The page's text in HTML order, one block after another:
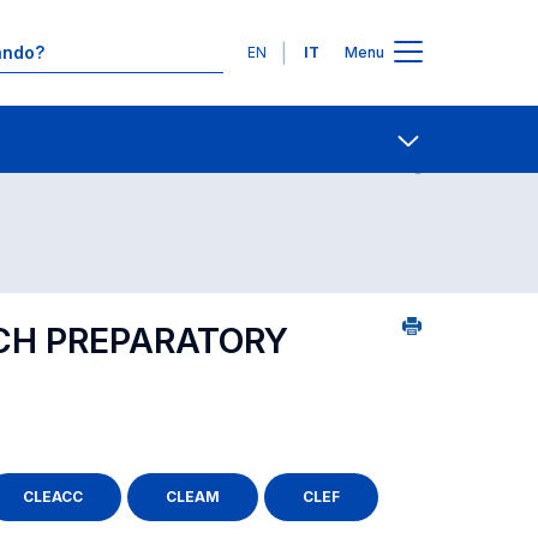
Lingue
EN IT Menu
PREPARATORY
CLEACC CLEAM CLEF